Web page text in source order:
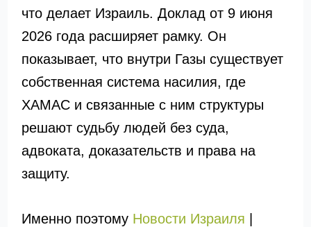
что делает Израиль. Доклад от 9 июня
2026 года расширяет рамку. Он
показывает, что внутри Газы существует
собственная система насилия, где
ХАМАС и связанные с ним структуры
решают судьбу людей без суда,
адвоката, доказательств и права на
защиту.
Именно поэтому Новости Израиля